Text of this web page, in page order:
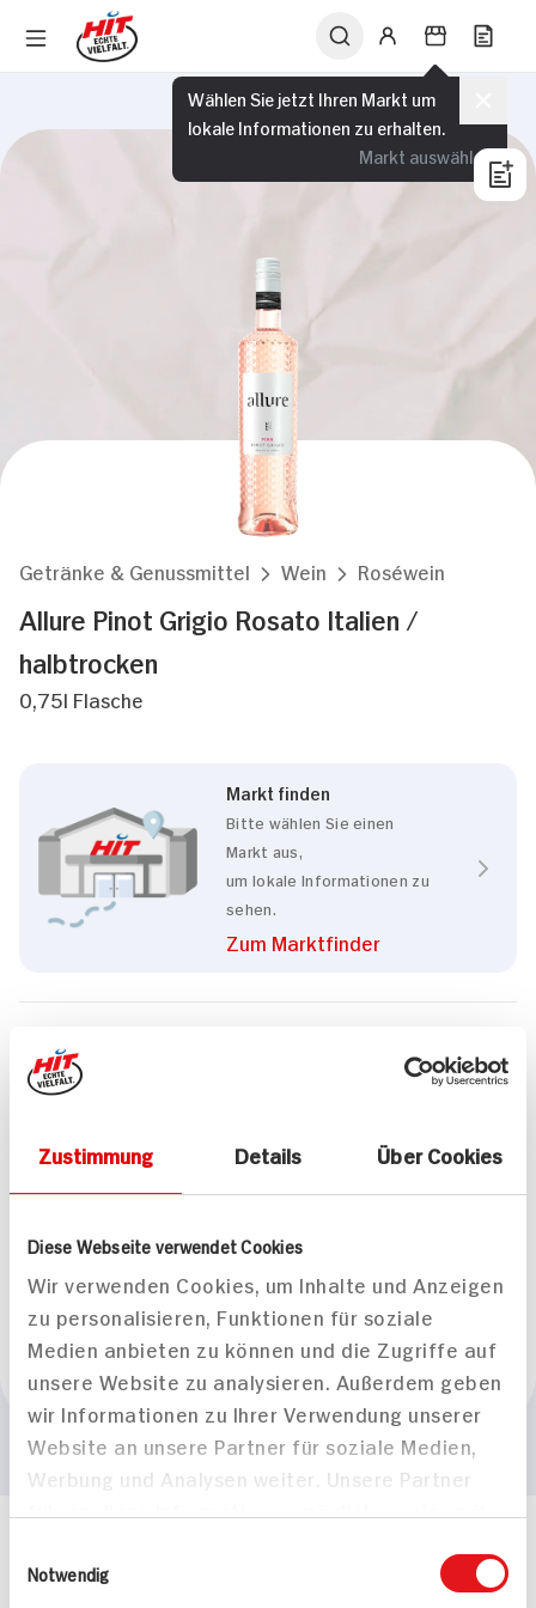
Zustimmung Details Über Cookies
Diese Webseite verwendet Cookies
Wir verwenden Cookies, um Inhalte und Anzeigen
zu personalisieren, Funktionen für soziale
Medien anbieten zu können und die Zugriffe auf
unsere Website zu analysieren. Außerdem geben
wir Informationen zu Ihrer Verwendung unserer
Website an unsere Partner für soziale Medien,
Werbung und Analysen weiter. Unsere Partner
bereitgestellt haben oder die sie im Rahmen
Notwendig
Wählen Sie jetzt Ihren Markt um
lokale Informationen zu erhalten.
Markt auswählen
Getränke & Genussmittel Wein Roséwein
Allure Pinot Grigio Rosato Italien /
halbtrocken
0,75l Flasche
Markt finden
Bitte wählen Sie einen
Markt aus,
um lokale Informationen zu
sehen.
Zum Marktfinder
Allure
leicht
Geschmack
Passt zu
Fisch, mediterane Küche
Empfohlene Trinktemperatur
+8°C bis +10°C
Mehr Informationen in unserem FAQ